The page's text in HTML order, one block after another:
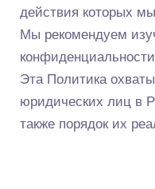
действия которых
Мы рекомендуем
Эта Политика
юридических лиц в
также порядок их